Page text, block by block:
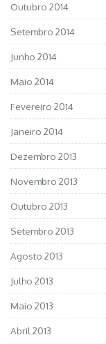
Outubro 2014
Setembro 2014
Junho 2014
Maio 2014
Fevereiro 2014
Janeiro 2014
Dezembro 2013
Novembro 2013
Outubro 2013
Setembro 2013
Agosto 2013
Julho 2013
Maio 2013
Abril 2013